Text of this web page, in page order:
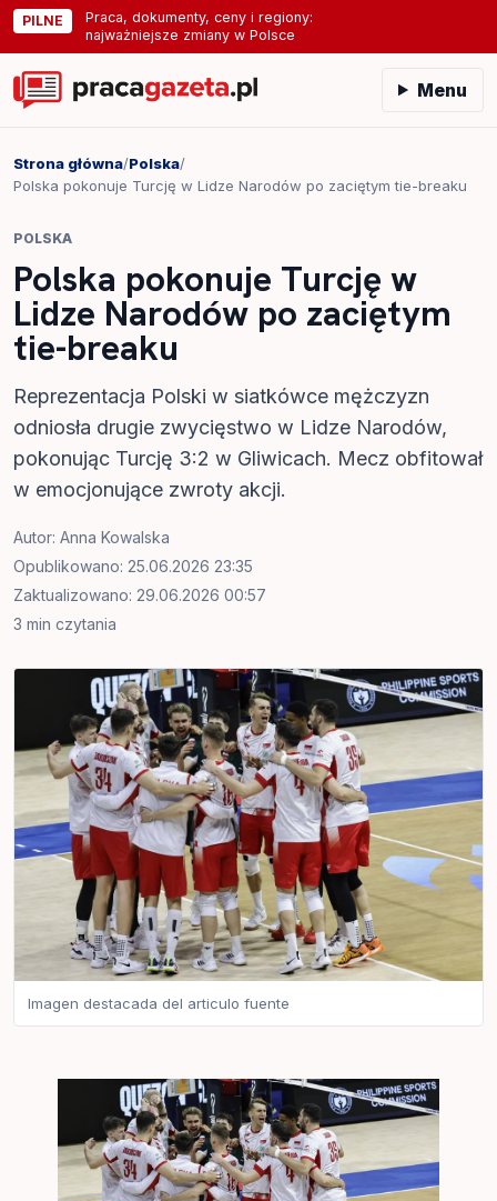
PILNE
Praca, dokumenty, ceny i regiony:
najważniejsze zmiany w Polsce
Menu
Strona główna/Polska/
Polska pokonuje Turcję w Lidze Narodów po zaciętym tie-breaku
POLSKA
Polska pokonuje Turcję w
Lidze Narodów po zaciętym
tie-breaku
Reprezentacja Polski w siatkówce mężczyzn
odniosła drugie zwycięstwo w Lidze Narodów,
pokonując Turcję 3:2 w Gliwicach. Mecz obfitował
w emocjonujące zwroty akcji.
Autor: Anna Kowalska
Opublikowano: 25.06.2026 23:35
Zaktualizowano: 29.06.2026 00:57
3 min czytania
Imagen destacada del articulo fuente